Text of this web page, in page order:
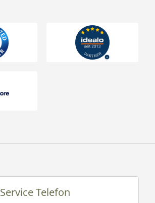
Service Telefon